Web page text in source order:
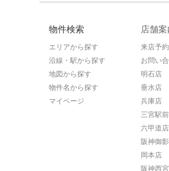
物件検索
エリアから探す
沿線・駅から探す
地図から探す
物件名から探す
マイページ
店舗案
来店予約
お問い
明石店
垂水店
兵庫店
三宮駅
六甲道店
阪神御
岡本店
阪神西